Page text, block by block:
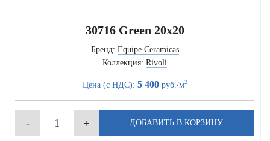
30716 Green 20x20
Бренд: Equipe Ceramicas
Коллекция: Rivoli
Цена (с НДС): 5 400руб./м2